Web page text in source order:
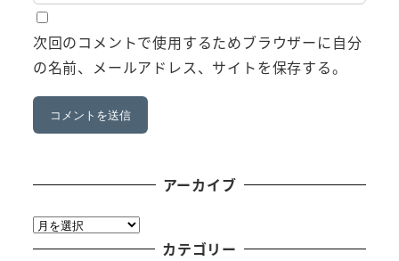
次回のコメントで使用するためブラウザーに自分
の名前、メールアドレス、サイトを保存する。
アーカイブ
ア
ー
カテゴリー